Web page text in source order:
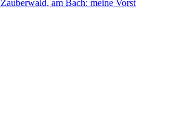
am Bach: meine Vorst